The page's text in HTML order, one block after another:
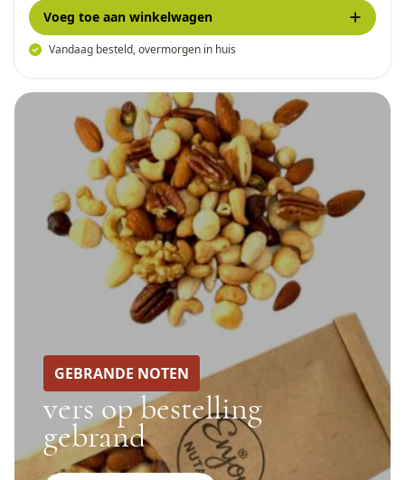
Vandaag besteld, overmorgen in huis
Voeg toe aan winkelwagen
GEBRANDE NOTEN
vers op bestelling
gebrand